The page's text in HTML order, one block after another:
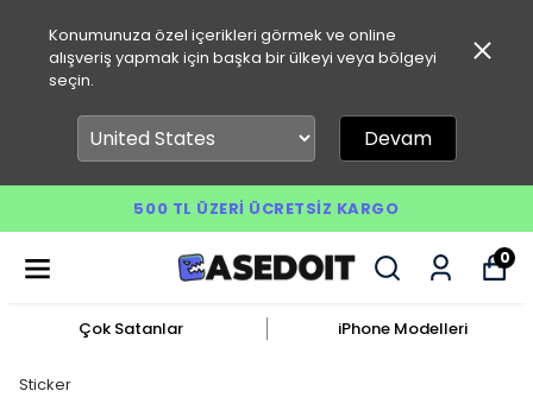
Konumunuza özel içerikleri görmek ve online
alışveriş yapmak için başka bir ülkeyi veya bölgeyi
seçin.
Devam
500 TL ÜZERI ÜCRETSIZ KARGO
0
Çok Satanlar iPhone Modelleri
Sticker